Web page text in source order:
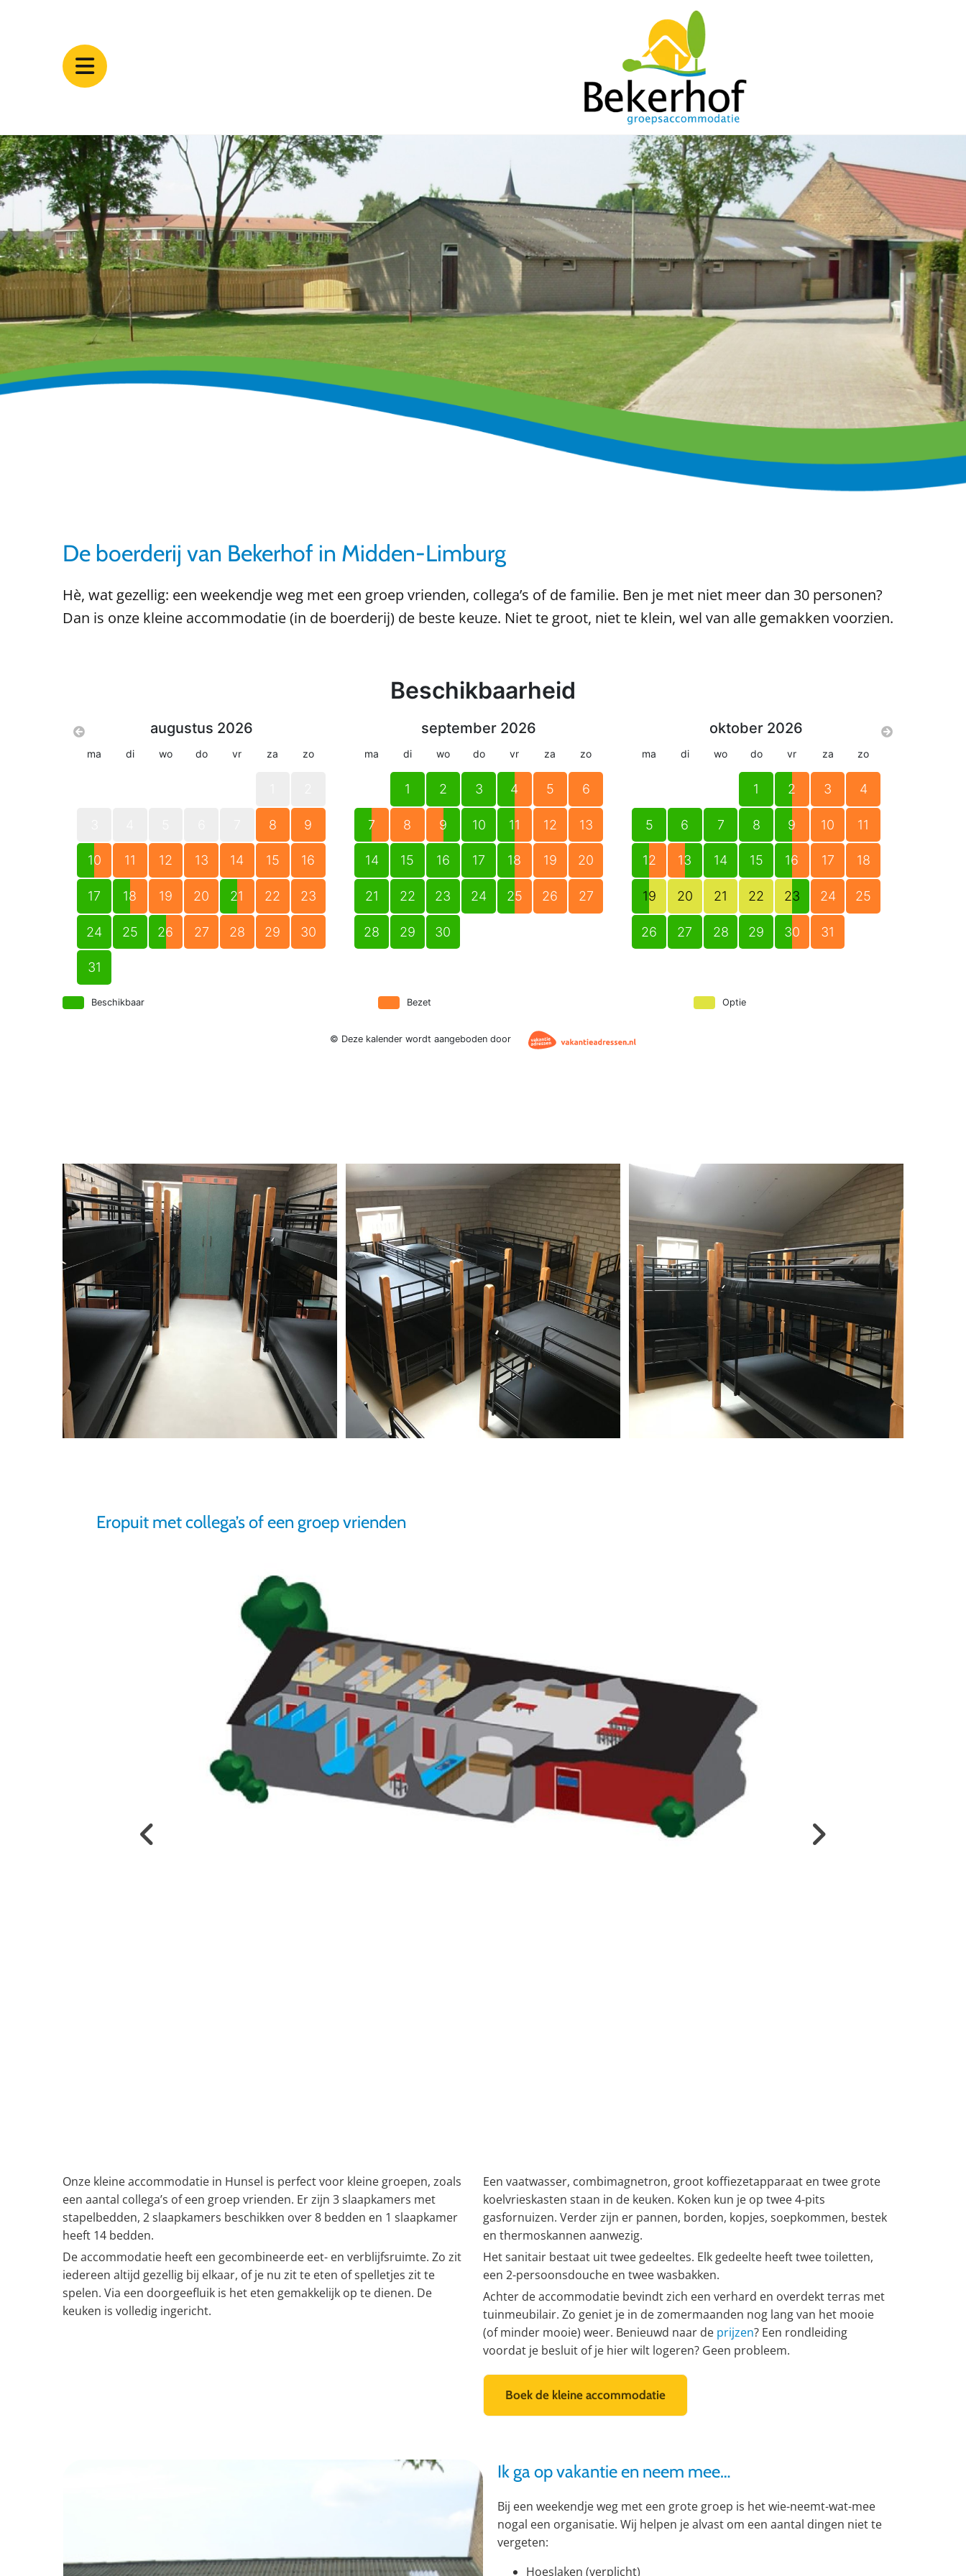
De boerderij van Bekerhof in Midden-Limburg
Hè, wat gezellig: een weekendje weg met een groep vrienden, collega’s of de familie. Ben je met niet meer dan 30 personen?
Dan is onze kleine accommodatie (in de boerderij) de beste keuze. Niet te groot, niet te klein, wel van alle gemakken voorzien.
Eropuit met collega’s of een groep vrienden
Onze kleine accommodatie in Hunsel is perfect voor kleine groepen, zoals
een aantal collega’s of een groep vrienden. Er zijn 3 slaapkamers met
stapelbedden, 2 slaapkamers beschikken over 8 bedden en 1 slaapkamer
heeft 14 bedden.
De accommodatie heeft een gecombineerde eet- en verblijfsruimte. Zo zit
iedereen altijd gezellig bij elkaar, of je nu zit te eten of spelletjes zit te
spelen. Via een doorgeefluik is het eten gemakkelijk op te dienen. De
keuken is volledig ingericht.
Een vaatwasser, combimagnetron, groot koffiezetapparaat en twee grote
koelvrieskasten staan in de keuken. Koken kun je op twee 4-pits
gasfornuizen. Verder zijn er pannen, borden, kopjes, soepkommen, bestek
en thermoskannen aanwezig.
Het sanitair bestaat uit twee gedeeltes. Elk gedeelte heeft twee toiletten,
een 2-persoonsdouche en twee wasbakken.
Achter de accommodatie bevindt zich een verhard en overdekt terras met
tuinmeubilair. Zo geniet je in de zomermaanden nog lang van het mooie
(of minder mooie) weer. Benieuwd naar de prijzen? Een rondleiding
voordat je besluit of je hier wilt logeren? Geen probleem.
Boek de kleine accommodatie
Ik ga op vakantie en neem mee…
Bij een weekendje weg met een grote groep is het wie-neemt-wat-mee
nogal een organisatie. Wij helpen je alvast om een aantal dingen niet te
vergeten:
Hoeslaken (verplicht)